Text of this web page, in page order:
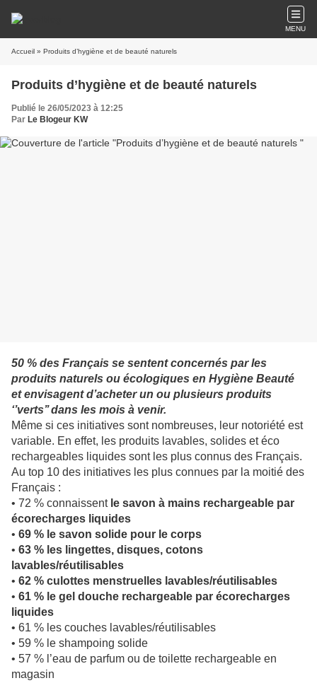
MENU
Accueil » Produits d’hygiène et de beauté naturels
Produits d’hygiène et de beauté naturels
Publié le 26/05/2023 à 12:25
Par Le Blogeur KW
50 % des Français se sentent concernés par les
produits naturels ou écologiques en Hygiène Beauté
et envisagent d’acheter un ou plusieurs produits
‘’verts’’ dans les mois à venir.
Même si ces initiatives sont nombreuses, leur notoriété est
variable. En effet, les produits lavables, solides et éco
rechargeables liquides sont les plus connus des Français.
Au top 10 des initiatives les plus connues par la moitié des
Français :
• 72 % connaissent le savon à mains rechargeable par
écorecharges liquides
• 69 % le savon solide pour le corps
• 63 % les lingettes, disques, cotons
lavables/réutilisables
• 62 % culottes menstruelles lavables/réutilisables
• 61 % le gel douche rechargeable par écorecharges
liquides
• 61 % les couches lavables/réutilisables
• 59 % le shampoing solide
• 57 % l’eau de parfum ou de toilette rechargeable en
magasin